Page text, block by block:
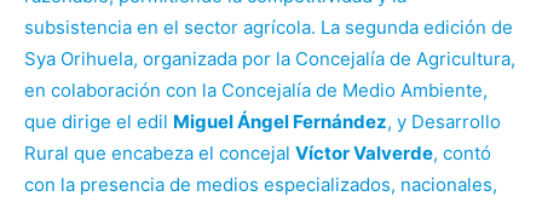
subsistencia en el sector agrícola. La segunda edición de
Sya Orihuela, organizada por la Concejalía de Agricultura,
en colaboración con la Concejalía de Medio Ambiente,
que dirige el edil Miguel Ángel Fernández, y Desarrollo
Rural que encabeza el concejal Víctor Valverde, contó
con la presencia de medios especializados, nacionales,